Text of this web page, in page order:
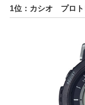
1位：カシオ プロト